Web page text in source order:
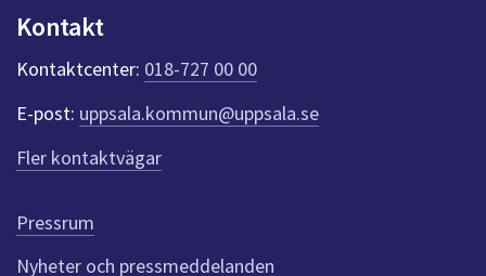
k
e
r
f
ö
r
e
n
n
Kontakt
Kontaktcenter: 018-727 00 00
E-post: uppsala.kommun@uppsala.se
Fler kontaktvägar
Pressrum
Nyheter och pressmeddelanden